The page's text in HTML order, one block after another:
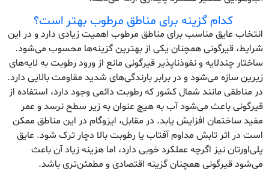
کدام گزینه برای مناطق مرطوب بهتر است؟
انتخاب عایق مناسب برای مناطق مرطوب اهمیت زیادی دارد و در این
شرایط، قیرگونی همچنان یکی از بهترین گزینه‌ها محسوب می‌شود.
ساختار چندلایه و نفوذناپذیر قیرگونی مانع از ورود رطوبت به لایه‌های
زیرین سازه می‌شود و در برابر بارندگی‌های شدید مقاومت بالایی دارد.
در مناطقی مانند شمال کشور که رطوبت دائمی وجود دارد، استفاده از
قیرگونی باعث می‌شود آب به هیچ عنوان به زیر سطح نرسد و عمر
مفید ساختمان افزایش یابد. در مقابل، ایزوگام در این مناطق ممکن
است در اثر تابش مداوم آفتاب یا رطوبت بالا دچار ترک شود. عایق
پلی‌اورتان نیز اگرچه عملکرد خوبی دارد، اما هزینه زیاد آن باعث
می‌شود قیرگونی همچنان گزینه اقتصادی و مطمئن‌تری باشد.